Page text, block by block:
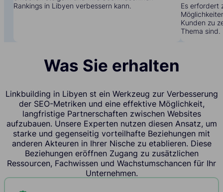
Rankings in Libyen verbessern kann.
Es erfordert
Kunden zu
Thema sind.
Was Sie erhalten
Linkbuilding in Libyen st ein Werkzeug zur Verbesserung
der SEO-Metriken und eine effektive Möglichkeit,
langfristige Partnerschaften zwischen Websites
aufzubauen. Unsere Experten nutzen diesen Ansatz, um
starke und gegenseitig vorteilhafte Beziehungen mit
anderen Akteuren in Ihrer Nische zu etablieren. Diese
Beziehungen eröffnen Zugang zu zusätzlichen
Ressourcen, Fachwissen und Wachstumschancen für Ihr
Unternehmen.